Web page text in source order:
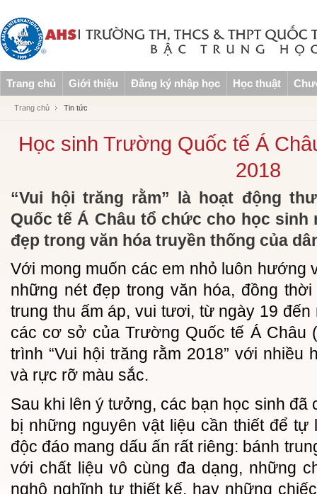
Trang chủ Giới thiệu Đăng ký nhập học Học thuật
Trang chủ Tin tức
Học sinh Trường Quốc tế Á
2018
“Vui hội trăng rằm” là hoạt động
Quốc tế Á Châu tổ chức cho học
đẹp trong văn hóa truyền thống của
Với mong muốn các em nhỏ luôn hướng
những nét đẹp trong văn hóa, đồng
trung thu ấm áp, vui tươi, từ ngày 19 đến
các cơ sở của Trường Quốc tế Á Châu
trình “Vui hội trăng rằm 2018” với nhiều
và rực rỡ màu sắc.
Sau khi lên ý tưởng, các bạn học sinh đã
bị những nguyên vật liệu cần thiết để tự
độc đáo mang dấu ấn rất riêng: bánh
với chất liệu vô cùng đa dạng, những
nghộ nghĩnh tự thiết kế, hay những